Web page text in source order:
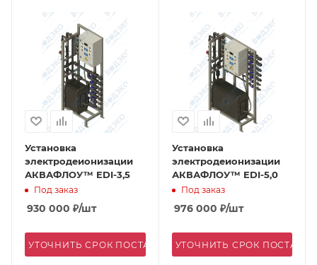
Установка
электродеионизации
АКВАФЛОУ™ EDI-3,5
Под заказ
930 000 ₽/шт
УТОЧНИТЬ СРОК ПОСТАВКИ
Установка
электродеионизации
АКВАФЛОУ™ EDI-5,0
Под заказ
976 000 ₽/шт
УТОЧНИТЬ СРОК